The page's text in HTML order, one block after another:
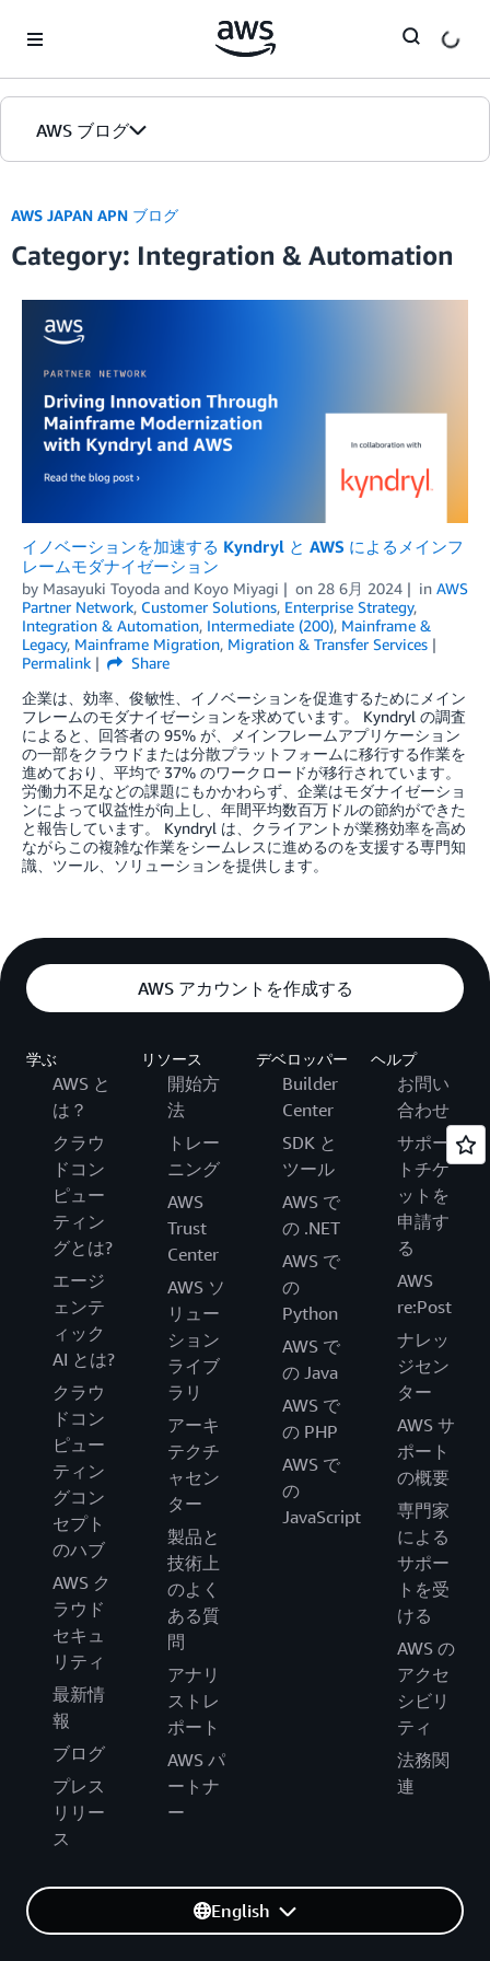
AWS ブログ
カテゴリ
エディション
AWS JAPAN APN ブログ
Category: Integration & Automation
イノベーションを加速する Kyndryl と AWS によるメインフ
レームモダナイゼーション
by Masayuki Toyoda and Koyo Miyagi on 28 6月 2024 in AWS
Partner Network, Customer Solutions, Enterprise Strategy,
Integration & Automation, Intermediate (200), Mainframe &
Legacy, Mainframe Migration, Migration & Transfer Services
Permalink
Share
企業は、効率、俊敏性、イノベーションを促進するためにメイン
フレームのモダナイゼーションを求めています。 Kyndryl の調査
によると、回答者の 95% が、メインフレームアプリケーション
の一部をクラウドまたは分散プラットフォームに移行する作業を
進めており、平均で 37% のワークロードが移行されています。
労働力不足などの課題にもかかわらず、企業はモダナイゼーショ
ンによって収益性が向上し、年間平均数百万ドルの節約ができた
と報告しています。 Kyndryl は、クライアントが業務効率を高め
ながらこの複雑な作業をシームレスに進めるのを支援する専門知
識、ツール、ソリューションを提供します。
AWS アカウントを作成する
学ぶ
AWS と
は？
クラウ
ドコン
ピュー
ティン
グとは?
エージ
ェンテ
ィック
AI とは?
クラウ
ドコン
ピュー
ティン
グコン
セプト
のハブ
AWS ク
ラウド
セキュ
リティ
最新情
報
ブログ
プレス
リリー
ス
リソース
開始方
法
トレー
ニング
AWS
Trust
Center
AWS ソ
リュー
ション
ライブ
ラリ
アーキ
テクチ
ャセン
ター
製品と
技術上
のよく
ある質
問
アナリ
ストレ
ポート
AWS パ
ートナ
ー
デベロッパー
Builder
Center
SDK と
ツール
AWS で
の .NET
AWS で
の
Python
AWS で
の Java
AWS で
の PHP
AWS で
の
JavaScript
ヘルプ
お問い
合わせ
サポー
トチケ
ットを
申請す
る
AWS
re:Post
ナレッ
ジセン
ター
AWS サ
ポート
の概要
専門家
による
サポー
トを受
ける
AWS の
アクセ
シビリ
ティ
法務関
連
English